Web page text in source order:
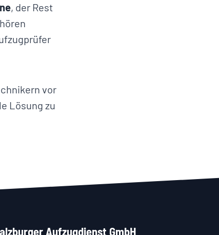
, der Rest
vor
Lösung zu
Aufzugdienst GmbH